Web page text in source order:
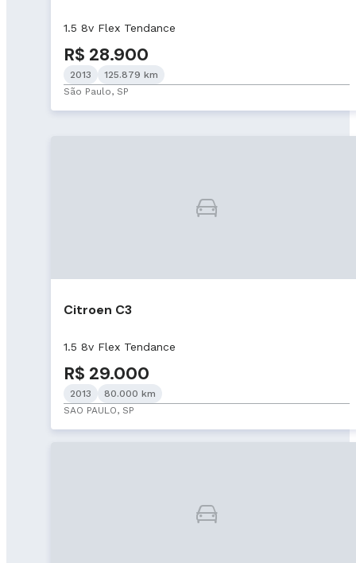
1.5 8v Flex Tendance
R$ 28.900
2013
125.879 km
São Paulo, SP
Citroen C3
1.5 8v Flex Tendance
R$ 29.000
2013
80.000 km
SAO PAULO, SP